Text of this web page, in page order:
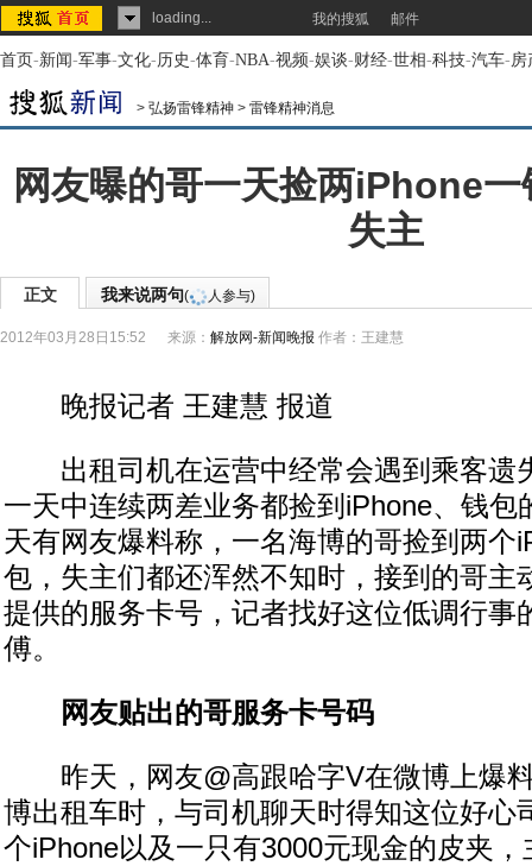
loading... 我的搜狐 邮件
首页-新闻-军事-文化-历史-体育-NBA-视频-娱谈-财经-世相-科技-汽车-房
> 弘扬雷锋精神 > 雷锋精神消息
网友曝的哥一天捡两iPhone
失主
正文 我来说两句( 人参与)
2012年03月28日15:52 来源： 解放网-新闻晚报 作者：王建慧
晚报记者 王建慧 报道
出租司机在运营中经常会遇到乘客遗
一天中连续两差业务都捡到iPhone、钱包
天有网友爆料称，一名海博的哥捡到两个
包，失主们都还浑然不知时，接到的哥主
提供的服务卡号，记者找好这位低调行事
傅。
网友贴出的哥服务卡号码
昨天，网友@高跟哈字V在微博上爆
博出租车时，与司机聊天时得知这位好心
个iPhone以及一只有3000元现金的皮夹